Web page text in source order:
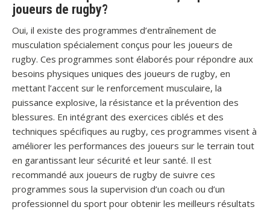
joueurs de rugby?
Oui, il existe des programmes d’entraînement de
musculation spécialement conçus pour les joueurs de
rugby. Ces programmes sont élaborés pour répondre aux
besoins physiques uniques des joueurs de rugby, en
mettant l’accent sur le renforcement musculaire, la
puissance explosive, la résistance et la prévention des
blessures. En intégrant des exercices ciblés et des
techniques spécifiques au rugby, ces programmes visent à
améliorer les performances des joueurs sur le terrain tout
en garantissant leur sécurité et leur santé. Il est
recommandé aux joueurs de rugby de suivre ces
programmes sous la supervision d’un coach ou d’un
professionnel du sport pour obtenir les meilleurs résultats